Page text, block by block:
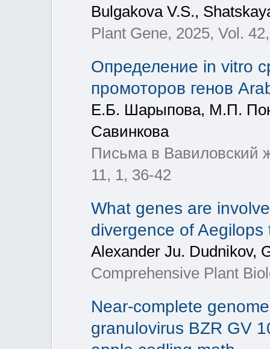
Bulgakova V.S.,
Plant Gene, 2025, Vol.
Определение in vitro
промоторов генов
Е.Б. Шарыпова, М.П.
Савинкова
Письма в Вавиловский
11, 1, 36-42
What genes are
divergence of Aegilops
Alexander Ju. Dudnikov,
Comprehensive Plant
Near-complete
granulovirus BZR GV